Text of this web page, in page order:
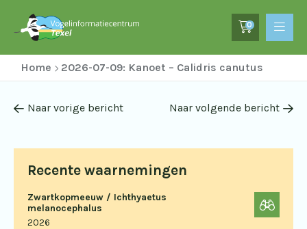
0
Home 2026-07-09: Kanoet – Calidris canutus
Recente waarnemingen
Zwartkopmeeuw / Ichthyaetus
melanocephalus
2026
Naar vorige bericht Naar volgende bericht